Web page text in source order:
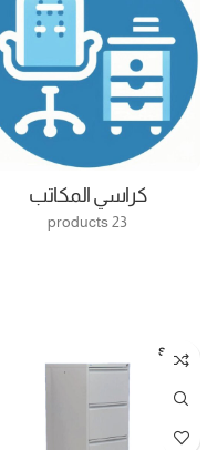
كراسي المكاتب
23 products
SOLD
OUT